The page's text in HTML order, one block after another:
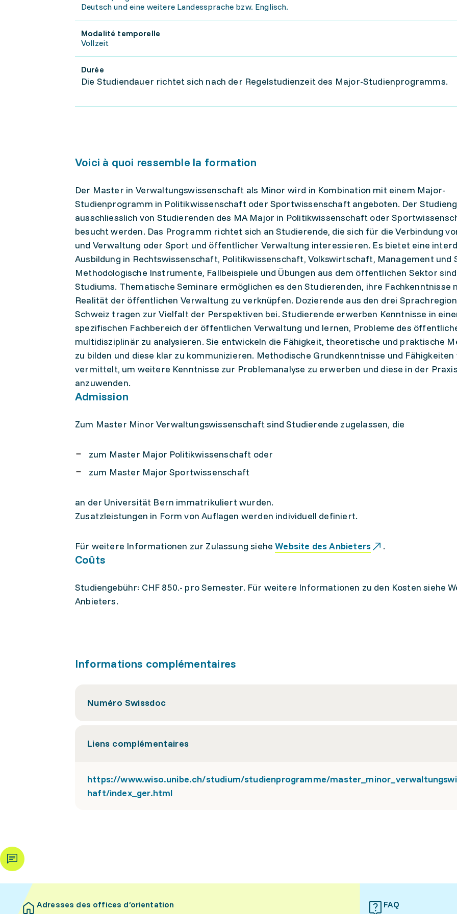
Deutsch und eine weitere Landessprache bzw. Englisch.
Modalité temporelle
Vollzeit
Durée
Die Studiendauer richtet sich nach der Regelstudienzeit des Major-Studienprogramms.
Voici à quoi ressemble la formation
Der Master in Verwaltungswissenschaft als Minor wird in Kombination mit einem Major-
Studienprogramm in Politikwissenschaft oder Sportwissenschaft angeboten. Der
ausschliesslich von Studierenden des MA Major in Politikwissenschaft oder
besucht werden. Das Programm richtet sich an Studierende, die sich für die Verbindung
und Verwaltung oder Sport und öffentlicher Verwaltung interessieren. Es bietet eine
Ausbildung in Rechtswissenschaft, Politikwissenschaft, Volkswirtschaft, Management und
Methodologische Instrumente, Fallbeispiele und Übungen aus dem öffentlichen Sektor
Studiums. Thematische Seminare ermöglichen es den Studierenden, ihre Fachkenntnisse
Realität der öffentlichen Verwaltung zu verknüpfen. Dozierende aus den drei
Schweiz tragen zur Vielfalt der Perspektiven bei. Studierende erwerben Kenntnisse in
spezifischen Fachbereich der öffentlichen Verwaltung und lernen, Probleme des
multidisziplinär zu analysieren. Sie entwickeln die Fähigkeit, theoretische und praktische
zu bilden und diese klar zu kommunizieren. Methodische Grundkenntnisse und
vermittelt, um weitere Kenntnisse zur Problemanalyse zu erwerben und diese in der Praxis
anzuwenden.
Admission
Zum Master Minor Verwaltungswissenschaft sind Studierende zugelassen, die
zum Master Major Politikwissenschaft oder
zum Master Major Sportwissenschaft
an der Universität Bern immatrikuliert wurden.
Zusatzleistungen in Form von Auflagen werden individuell definiert.
Für weitere Informationen zur Zulassung sieheWebsite des Anbieters .
Coûts
Studiengebühr: CHF 850.- pro Semester. Für weitere Informationen zu den Kosten siehe
Anbieters.
Informations complémentaires
Numéro Swissdoc
Liens complémentaires
https://www.wiso.unibe.ch/studium/studienprogramme/
haft/index_ger.html
Adresses des offices d’orientation FAQ